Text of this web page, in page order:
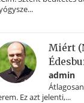
Miért
admin
Ez azt jelenti,...